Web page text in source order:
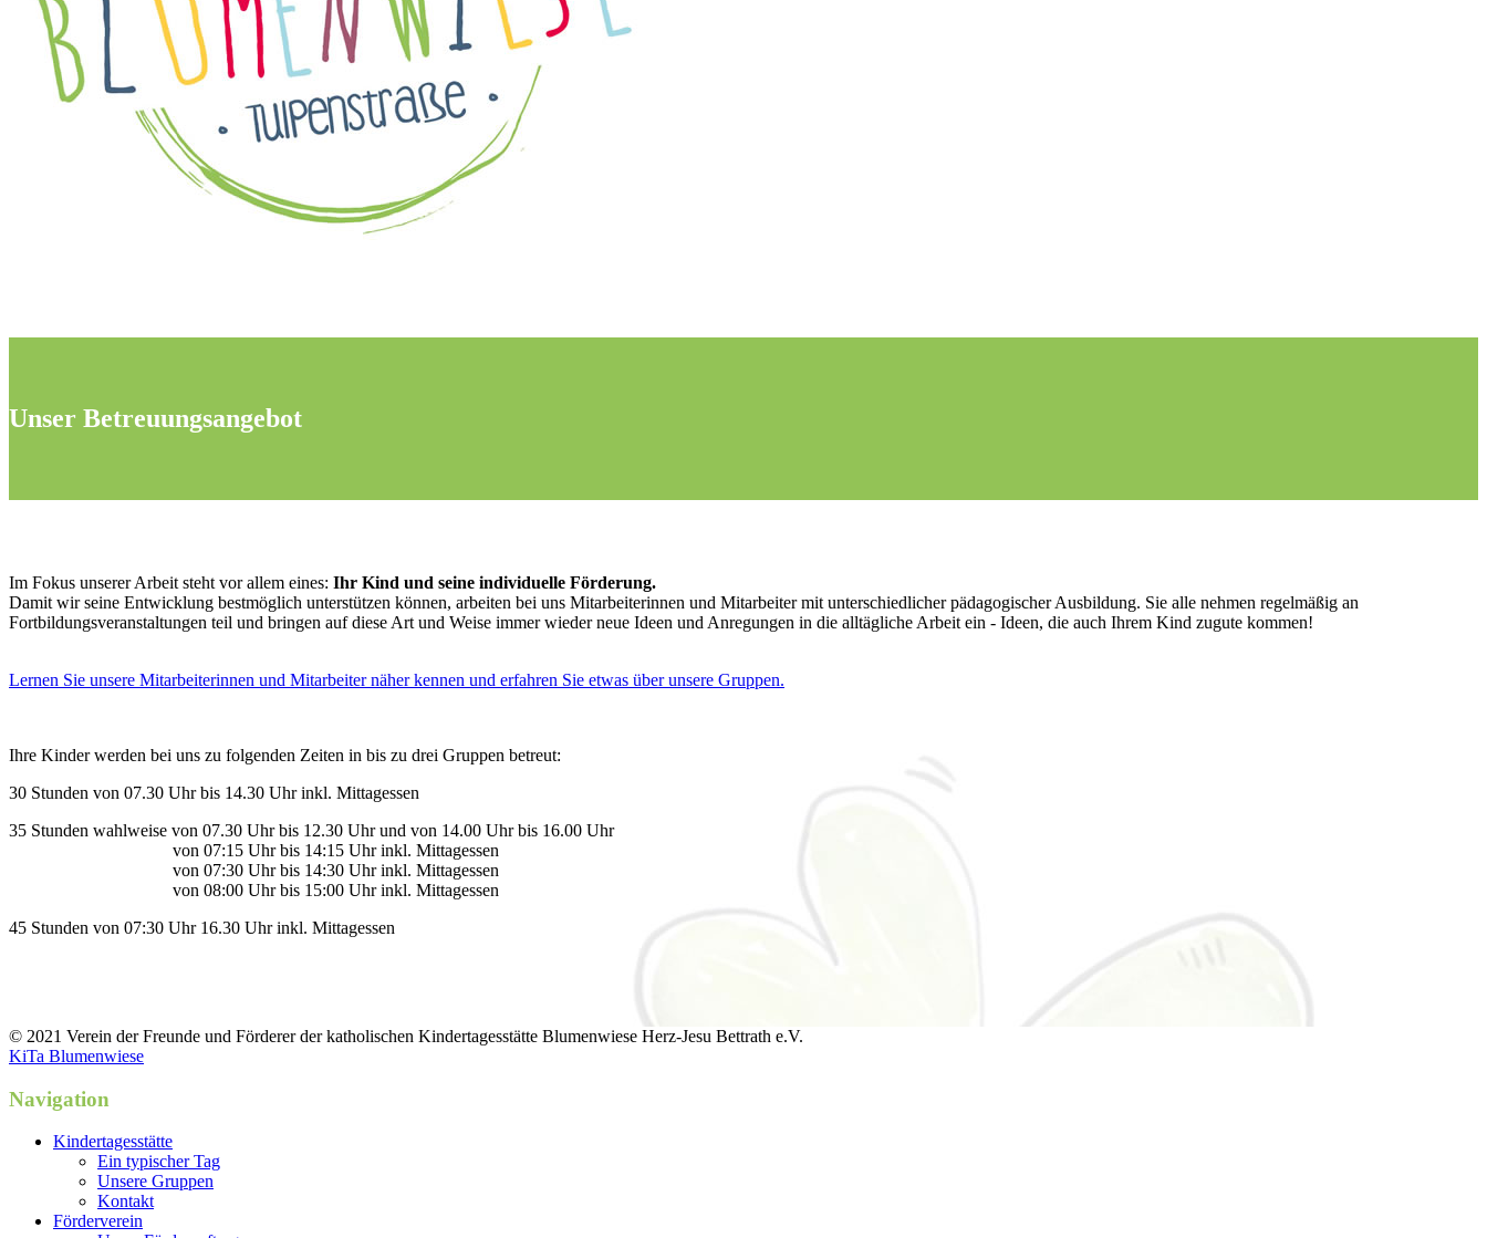
Unser Betreuungsangebot
Im Fokus unserer Arbeit steht vor allem eines: Ihr Kind und seine individuelle Förderung.
Damit wir seine Entwicklung bestmöglich unterstützen können, arbeiten bei uns Mitarbeiterinnen und Mitarbeiter mit unterschiedlicher pädagogischer Ausbildung. Sie alle nehmen regelmäßig an
Fortbildungsveranstaltungen teil und bringen auf diese Art und Weise immer wieder neue Ideen und Anregungen in die alltägliche Arbeit ein - Ideen, die auch Ihrem Kind zugute kommen!
Lernen Sie unsere Mitarbeiterinnen und Mitarbeiter näher kennen und erfahren Sie etwas über unsere Gruppen.
Ihre Kinder werden bei uns zu folgenden Zeiten in bis zu drei Gruppen betreut:
30 Stunden von 07.30 Uhr bis 14.30 Uhr inkl. Mittagessen
35 Stunden wahlweise von 07.30 Uhr bis 12.30 Uhr und von 14.00 Uhr bis 16.00 Uhr
von 07:15 Uhr bis 14:15 Uhr inkl. Mittagessen
von 07:30 Uhr bis 14:30 Uhr inkl. Mittagessen
von 08:00 Uhr bis 15:00 Uhr inkl. Mittagessen
45 Stunden von 07:30 Uhr 16.30 Uhr inkl. Mittagessen
© 2021 Verein der Freunde und Förderer der katholischen Kindertagesstätte Blumenwiese Herz-Jesu Bettrath e.V.
KiTa Blumenwiese
Navigation
Kindertagesstätte
Ein typischer Tag
Unsere Gruppen
Kontakt
Förderverein